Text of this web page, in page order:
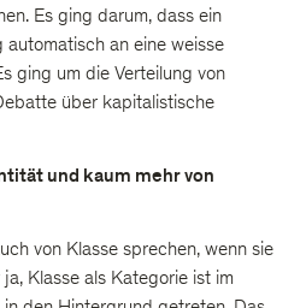
Es ging darum, dass ein
an eine weisse
ging um die Verteilung von
über kapitalistische
und kaum mehr von
von Klasse sprechen, wenn sie
Klasse als Kategorie ist im